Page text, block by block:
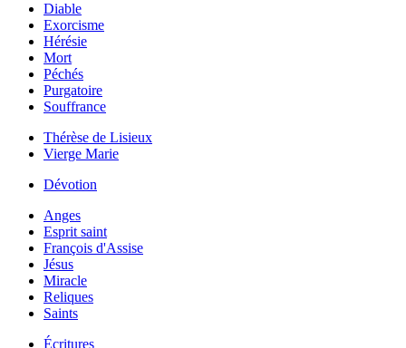
Diable
Exorcisme
Hérésie
Mort
Péchés
Purgatoire
Souffrance
Thérèse de Lisieux
Vierge Marie
Dévotion
Anges
Esprit saint
François d'Assise
Jésus
Miracle
Reliques
Saints
Écritures